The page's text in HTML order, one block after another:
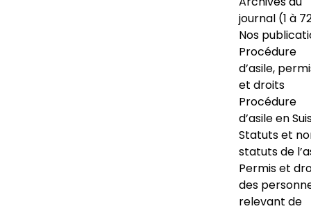
journal (1 à
Nos
Procédure
d’asile,
et droits
Procédure
d’asile en
Statuts et
statuts de
Permis et
des
relevant de